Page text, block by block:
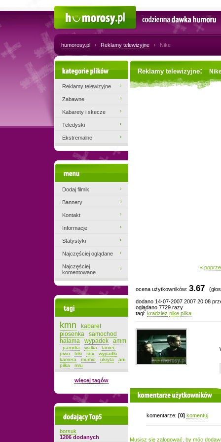
Codzienna dawka humoru
humorosy.pl Reklamy telewizyjne Nike
Reklamy telewizyjne:
«
ocena użytkowników: 3.67
dodano 14-07-2007 2007 20:08
oglądano 7729 razy
tagi: kradziez nike pilka
komentarze użytkowników
komentarze: [0] komentuj
Musisz się zalogować, by móc
Kategorie plików
Reklamy telewizyjne
Zabawne
Kabarety i skecze
Teledyski
Ekstremalne
Dodaj filmik
Bannery
Kontakt
Informacje
Statystyki
Najczęściej oglądane
Najczęściej
komentowane
kmn
kabaret
piosenka
samochod
halama
wypadek amm
parodia walka
taniec
piwo
triki sex
wypadki
kamera
mumio ukryta
ani
pilka
mru
więcej tagów
Dodający top-5
borsuk
1206 dodanych